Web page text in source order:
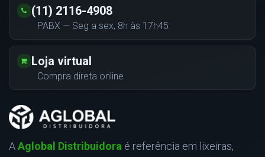
(11) 2116-4908
PABX — Seg a sex, 8h às 17h45
Loja virtual
Compra direta online
AAglobal Distribuidora é referência em lixeiras,